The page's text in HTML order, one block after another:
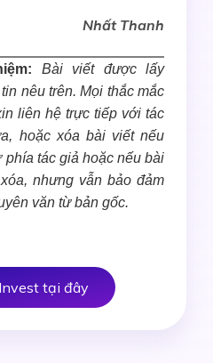
Nhất Thanh
Bài viết được lấy
nêu trên. Mọi thắc mắc
liên hệ trực tiếp với tác
hoặc xóa bài viết nếu
tác giả hoặc nếu bài
nhưng vẫn bảo đảm
văn từ bản gốc.
tại đây